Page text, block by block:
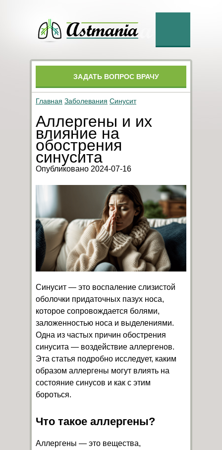
ЗАДАТЬ ВОПРОС ВРАЧУ
Главная Заболевания Синусит
Аллергены и их
влияние на
обострения
синусита
Опубликовано 2024-07-16
Синусит — это воспаление слизистой
оболочки придаточных пазух носа,
которое сопровождается болями,
заложенностью носа и выделениями.
Одна из частых причин обострения
синусита — воздействие аллергенов.
Эта статья подробно исследует, каким
образом аллергены могут влиять на
состояние синусов и как с этим
бороться.
Что такое аллергены?
Аллергены — это вещества,